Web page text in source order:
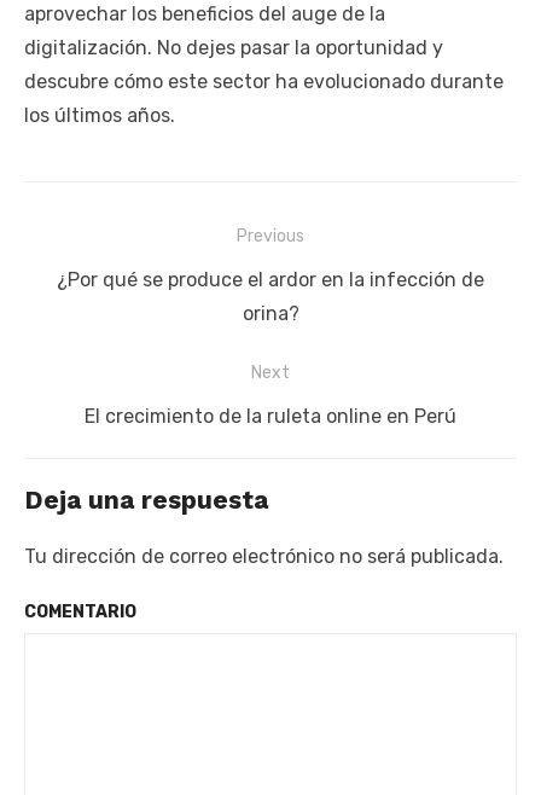
aprovechar los beneficios del auge de la
digitalización. No dejes pasar la oportunidad y
descubre cómo este sector ha evolucionado durante
los últimos años.
de
Previous
Previous
¿Por qué se produce el ardor en la infección de
orina?
Next
Next
El crecimiento de la ruleta online en Perú
Deja una respuesta
Tu dirección de correo electrónico no será publicada.
COMENTARIO